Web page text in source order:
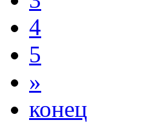
4
5
»
конец